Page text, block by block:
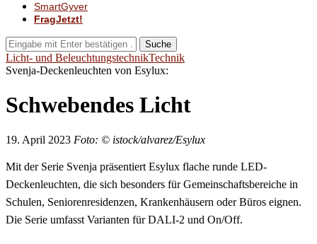
SmartGyver
FragJetzt!
Suche
Licht- und BeleuchtungstechnikTechnik
Svenja-Deckenleuchten von Esylux:
Schwebendes Licht
19. April 2023 Foto: © istock/alvarez/Esylux
Mit der Serie Svenja präsentiert Esylux flache runde LED-
Deckenleuchten, die sich besonders für Gemeinschaftsbereiche in
Schulen, Seniorenresidenzen, Krankenhäusern oder Büros eignen.
Die Serie umfasst Varianten für DALI-2 und On/Off.